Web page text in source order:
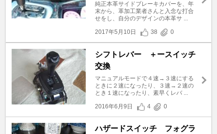
純正本革サイドブレーキカバーを、年
末から、革加工業者さんと入念な打合
せをし、自分のデザインの本革サ ...
2017年5月10日
38 0
シフトレバー ＋ースイッチ
交換
マニュアルモードで４速→３速にする
ときに２速になったり、３速→２速の
とき１速になったり、素早くレバ ...
2016年6月9日
4 0
ハザードスイッチ フォグラ